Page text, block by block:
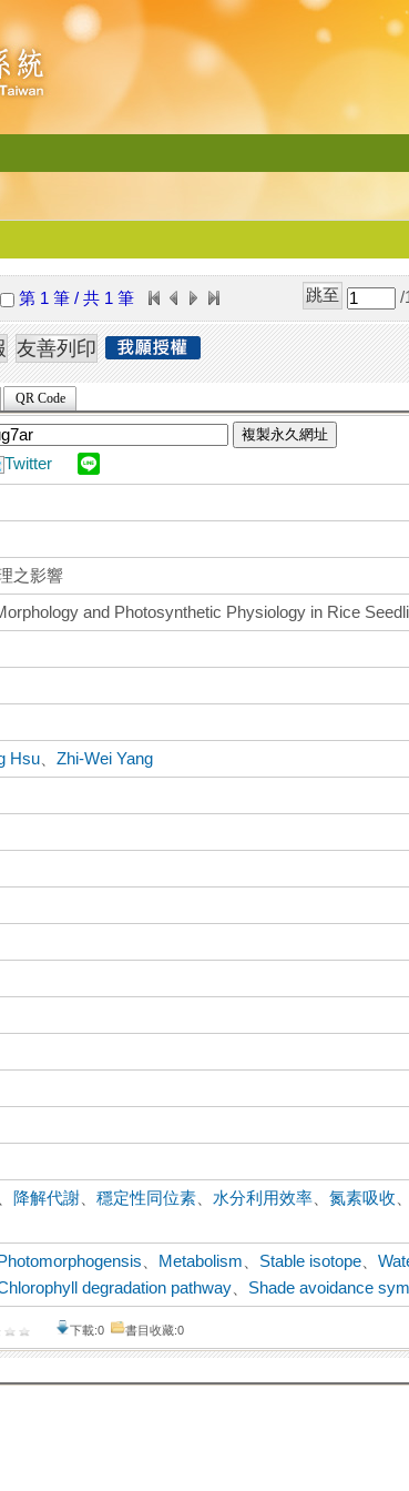
第 1 筆 / 共 1 筆 /1
QR Code
複製永久網址
Twitter
之影響
and Photosynthetic Physiology in Rice
Hsu 、Zhi-Wei Yang
降解代謝 、穩定性同位素 水分利用效率 、氮素吸收
Photomorphogensis Metabolism Stable isotope 、
degradation pathway
Shade avoidance
下載:0 書目收藏:0